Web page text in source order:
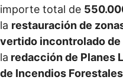
importe total de
la restauración de
vertido incontrolado de
la redacción de Planes
de Incendios Forestales